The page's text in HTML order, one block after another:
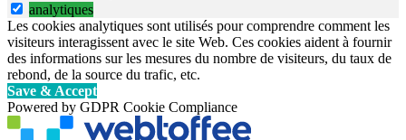
analytiques
Les cookies analytiques sont utilisés pour comprendre comment les
visiteurs interagissent avec le site Web. Ces cookies aident à fournir
des informations sur les mesures du nombre de visiteurs, du taux de
rebond, de la source du trafic, etc.
Save & Accept
Powered by GDPR Cookie Compliance